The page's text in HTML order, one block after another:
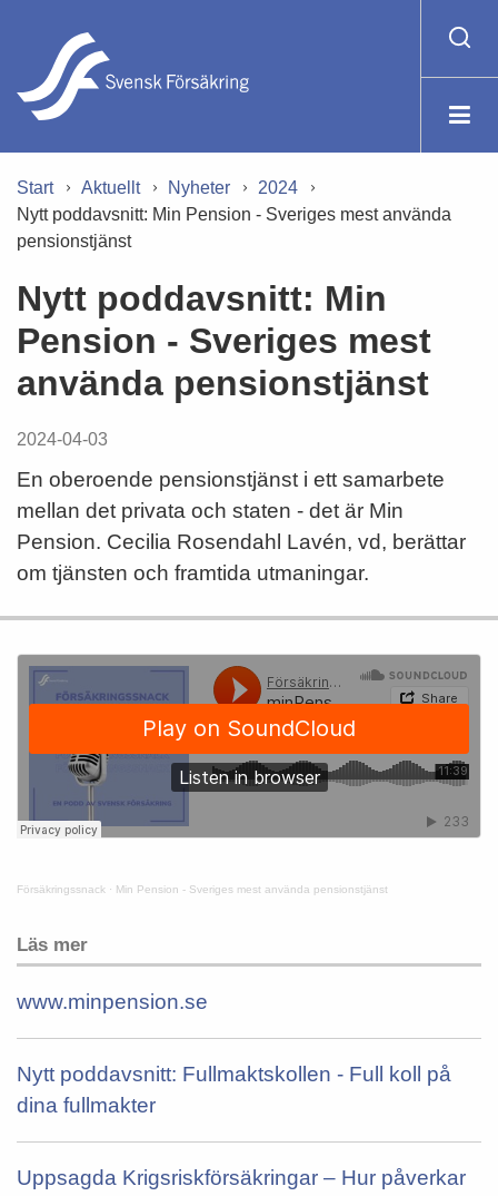
Start Aktuellt Nyheter
2024
Nytt poddavsnitt: Min Pension - Sveriges mest använda
pensionstjänst
Nytt poddavsnitt: Min
Pension - Sveriges mest
använda pensionstjänst
2024-04-03
En oberoende pensionstjänst i ett samarbete
mellan det privata och staten - det är Min
Pension. Cecilia Rosendahl Lavén, vd, berättar
om tjänsten och framtida utmaningar.
Försäkringssnack · Min Pension - Sveriges mest använda pensionstjänst
Läs mer
www.minpension.se
Nytt poddavsnitt: Fullmaktskollen - Full koll på
dina fullmakter
Uppsagda Krigsriskförsäkringar – Hur påverkar